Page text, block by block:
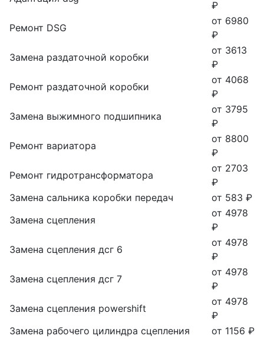
₽
Ремонт DSG
от 6980
₽
Замена раздаточной коробки
от 3613
₽
Ремонт раздаточной коробки
от 4068
₽
Замена выжимного подшипника
от 3795
₽
Ремонт вариатора
от 8800
₽
Ремонт гидротрансформатора
от 2703
₽
Замена сальника коробки передач
от 583 ₽
Замена сцепления
от 4978
₽
Замена сцепления дсг 6
от 4978
₽
Замена сцепления дсг 7
от 4978
₽
Замена сцепления powershift
от 4978
₽
Замена рабочего цилиндра сцепления
от 1156 ₽